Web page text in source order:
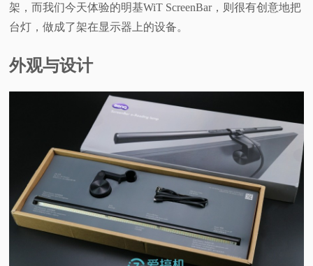
架，而我们今天体验的明基WiT ScreenBar，则很有创意地把
台灯，做成了架在显示器上的设备。
外观与设计